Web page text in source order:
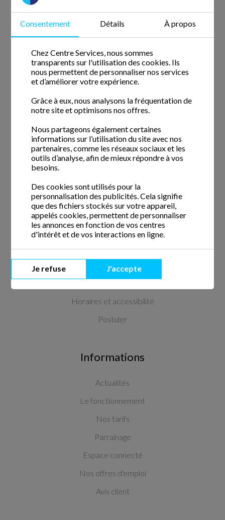
Consentement Détails À propos
Chez Centre Services, nous sommes
transparents sur l'utilisation des cookies. Ils
nous permettent de personnaliser nos services
et d’améliorer votre expérience.
Grâce à eux, nous analysons la fréquentation de
notre site et optimisons nos offres.
Nous partageons également certaines
informations sur l’utilisation du site avec nos
partenaires, comme les réseaux sociaux et les
outils d’analyse, afin de mieux répondre à vos
besoins.
Des cookies sont utilisés pour la
personnalisation des publicités. Cela signifie
que des fichiers stockés sur votre appareil,
appelés cookies, permettent de personnaliser
les annonces en fonction de vos centres
d'intérêt et de vos interactions en ligne.
Je refuse J'accepte
Prélèvement
automatique
Chèque
Le paiement en espèces n’ouvre pas droit au crédit d’impôt.
Devis & Contact
Demande de devis gratuit
Demande de rappel
Horaires et accessibilité
Postuler
Informations
Actualités
Le fonctionnement
Nos tarifs
Parrainage
Espace connecté
Nos offres d'emploi
Avis client